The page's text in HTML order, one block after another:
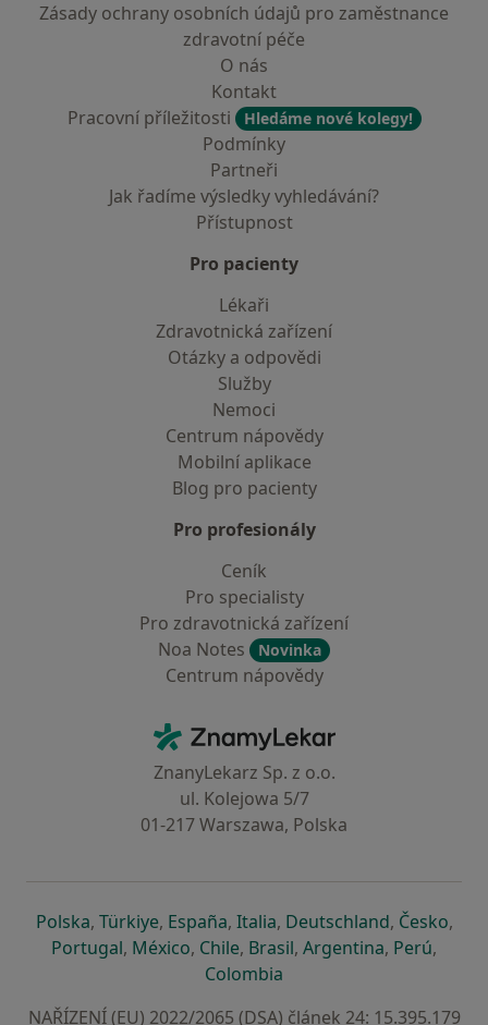
Zásady ochrany osobních údajů pro zaměstnance
zdravotní péče
O nás
Kontakt
Pracovní příležitosti
Hledáme nové kolegy!
Podmínky
Partneři
Jak řadíme výsledky vyhledávání?
Přístupnost
Pro pacienty
Lékaři
Zdravotnická zařízení
Otázky a odpovědi
Služby
Nemoci
Centrum nápovědy
Mobilní aplikace
Blog pro pacienty
Pro profesionály
Ceník
Pro specialisty
Pro zdravotnická zařízení
Noa Notes
Novinka
Centrum nápovědy
ZnamyLekar - Hlavní stránka
ZnanyLekarz Sp. z o.o.
ul. Kolejowa 5/7
01-217 Warszawa, Polska
Polskase otevře v nové záložce
, Türkiyese otevře v nové záložce
, Españase otevře v nové záložce
, Italiase otevře v nové záložce
, Deutschlandse otevře v
, Českose
,
Portugalse otevře v nové záložce
, Méxicose otevře v nové záložce
, Chilese otevře v nové záložce
, Brasilse otevře v nové
, Argentinase otevře v
, Perúse
,
Colombia
NAŘÍZENÍ (EU) 2022/2065 (DSA) článek 24: 15.395.179